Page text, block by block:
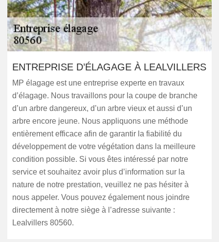
ENTREPRISE D’ÉLAGAGE À LEALVILLERS
MP élagage est une entreprise experte en travaux
d’élagage. Nous travaillons pour la coupe de branche
d’un arbre dangereux, d’un arbre vieux et aussi d’un
arbre encore jeune. Nous appliquons une méthode
entièrement efficace afin de garantir la fiabilité du
développement de votre végétation dans la meilleure
condition possible. Si vous êtes intéressé par notre
service et souhaitez avoir plus d’information sur la
nature de notre prestation, veuillez ne pas hésiter à
nous appeler. Vous pouvez également nous joindre
directement à notre siège à l’adresse suivante :
Lealvillers 80560.